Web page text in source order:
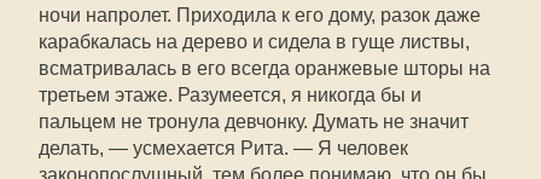
ночи напролет. Приходила к его дому, разок даже
карабкалась на дерево и сидела в гуще листвы,
всматривалась в его всегда оранжевые шторы на
третьем этаже. Разумеется, я никогда бы и
пальцем не тронула девчонку. Думать не значит
делать, — усмехается Рита. — Я человек
законопослушный, тем более понимаю, что он бы